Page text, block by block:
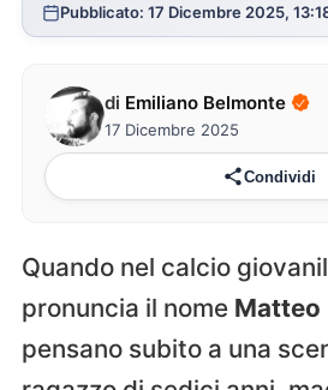
Pubblicato: 17 Dicembre 2025,
di Emiliano Belmonte
17 Dicembre 2025
Condividi
Quando nel calcio
pronuncia il nome Matteo
pensano subito a una